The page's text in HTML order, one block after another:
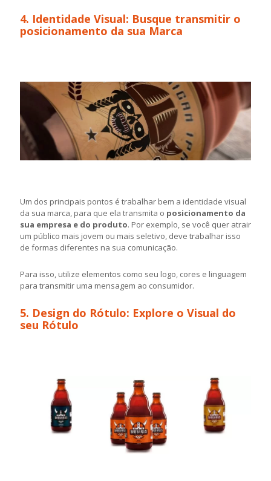
4. Identidade Visual: Busque transmitir o
posicionamento da sua Marca
Um dos principais pontos é trabalhar bem a identidade visual
da sua marca, para que ela transmita o posicionamento da
sua empresa e do produto. Por exemplo, se você quer atrair
um público mais jovem ou mais seletivo, deve trabalhar isso
de formas diferentes na sua comunicação.
Para isso, utilize elementos como seu logo, cores e linguagem
para transmitir uma mensagem ao consumidor.
5. Design do Rótulo: Explore o Visual do
seu Rótulo